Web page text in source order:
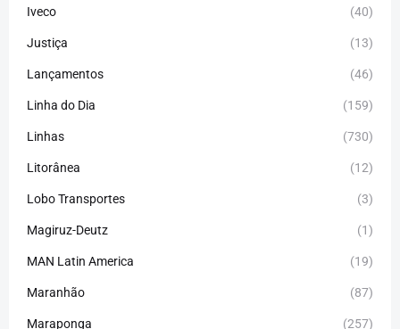
Iveco (40)
Justiça (13)
Lançamentos (46)
Linha do Dia (159)
Linhas (730)
Litorânea (12)
Lobo Transportes (3)
Magiruz-Deutz (1)
MAN Latin America (19)
Maranhão (87)
Maraponga (257)